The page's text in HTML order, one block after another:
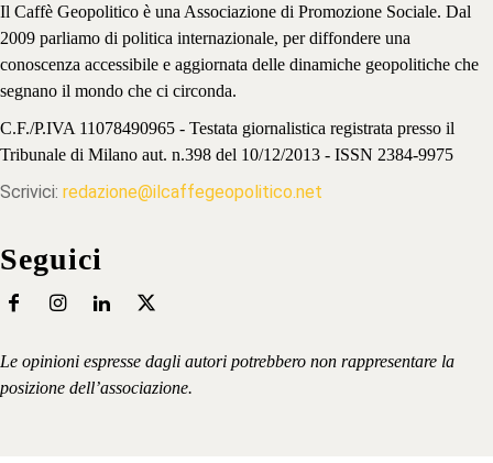
Il Caffè Geopolitico è una Associazione di Promozione Sociale. Dal
2009 parliamo di politica internazionale, per diffondere una
conoscenza accessibile e aggiornata delle dinamiche geopolitiche che
segnano il mondo che ci circonda.
C.F./P.IVA 11078490965 - Testata giornalistica registrata presso il
Tribunale di Milano aut. n.398 del 10/12/2013 - ISSN 2384-9975
Scrivici: redazione@ilcaffegeopolitico.net
Seguici
Le opinioni espresse dagli autori potrebbero non rappresentare la
posizione dell’associazione.